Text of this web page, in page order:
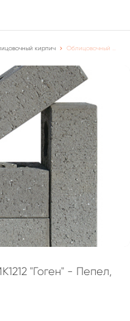
кирпич
"Гоген" - Пепел,